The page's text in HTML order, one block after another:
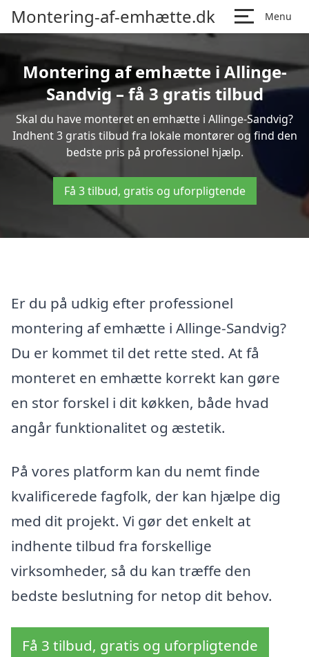
Montering-af-emhætte.dk Menu
Montering af emhætte i Allinge-
Sandvig – få 3 gratis tilbud
Skal du have monteret en emhætte i Allinge-Sandvig?
Indhent 3 gratis tilbud fra lokale montører og find den
bedste pris på professionel hjælp.
Få 3 tilbud, gratis og uforpligtende
Er du på udkig efter professionel
montering af emhætte i Allinge-Sandvig?
Du er kommet til det rette sted. At få
monteret en emhætte korrekt kan gøre
en stor forskel i dit køkken, både hvad
angår funktionalitet og æstetik.
På vores platform kan du nemt finde
kvalificerede fagfolk, der kan hjælpe dig
med dit projekt. Vi gør det enkelt at
indhente tilbud fra forskellige
virksomheder, så du kan træffe den
bedste beslutning for netop dit behov.
Få 3 tilbud, gratis og uforpligtende